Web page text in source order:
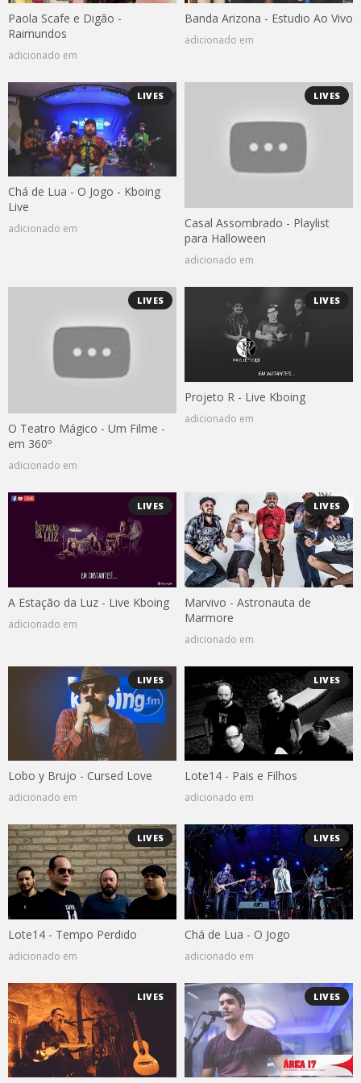
Paola Scafe e Digão -
Raimundos
adicionado em
Banda Arizona - Estudio Ao Vivo
adicionado em
LIVES
Chá de Lua - O Jogo - Kboing
Live
adicionado em
LIVES
Casal Assombrado - Playlist
para Halloween
adicionado em
LIVES
O Teatro Mágico - Um Filme -
em 360º
adicionado em
LIVES
Projeto R - Live Kboing
adicionado em
LIVES
A Estação da Luz - Live Kboing
adicionado em
LIVES
Marvivo - Astronauta de
Marmore
adicionado em
LIVES
Lobo y Brujo - Cursed Love
adicionado em
LIVES
Lote14 - Pais e Filhos
adicionado em
LIVES
Lote14 - Tempo Perdido
adicionado em
LIVES
Chá de Lua - O Jogo
adicionado em
LIVES LIVES